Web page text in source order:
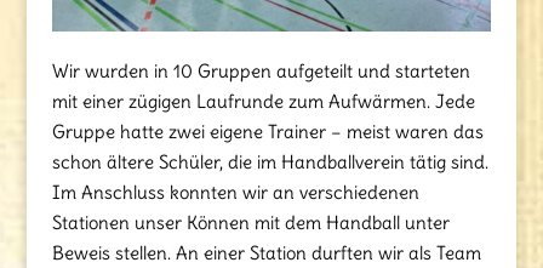
Wir wurden in 10 Gruppen aufgeteilt und starteten
mit einer zügigen Laufrunde zum Aufwärmen. Jede
Gruppe hatte zwei eigene Trainer – meist waren das
schon ältere Schüler, die im Handballverein tätig sind.
Im Anschluss konnten wir an verschiedenen
Stationen unser Können mit dem Handball unter
Beweis stellen. An einer Station durften wir als Team